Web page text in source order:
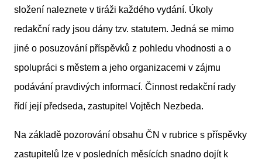
složení naleznete v tiráži každého vydání. Úkoly
redakční rady jsou dány tzv. statutem. Jedná se mimo
jiné o posuzování příspěvků z pohledu vhodnosti a o
spolupráci s městem a jeho organizacemi v zájmu
podávání pravdivých informací. Činnost redakční rady
řídí její předseda, zastupitel Vojtěch Nezbeda.
Na základě pozorování obsahu ČN v rubrice s příspěvky
zastupitelů lze v posledních měsících snadno dojít k